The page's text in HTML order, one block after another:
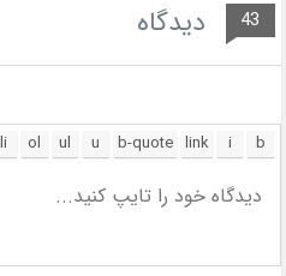
43 دیدگاه